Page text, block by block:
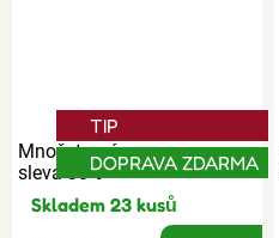
Množstevní
sleva 30%
TIP
DOPRAVA ZDARMA
Skladem 23 kusů